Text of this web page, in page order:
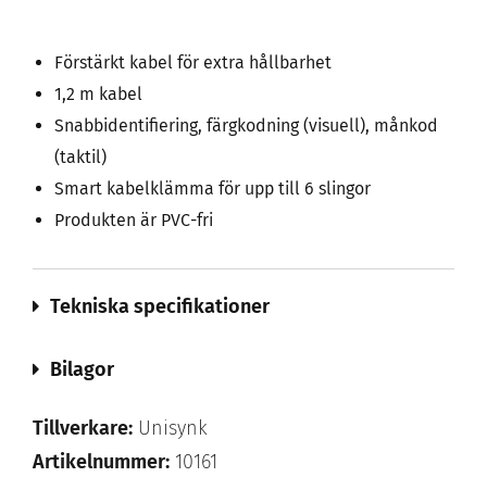
Förstärkt kabel för extra hållbarhet
1,2 m kabel
Snabbidentifiering, färgkodning (visuell), månkod
(taktil)
Smart kabelklämma för upp till 6 slingor
Produkten är PVC-fri
Tekniska specifikationer
Bilagor
Tillverkare: Unisynk
Artikelnummer: 10161